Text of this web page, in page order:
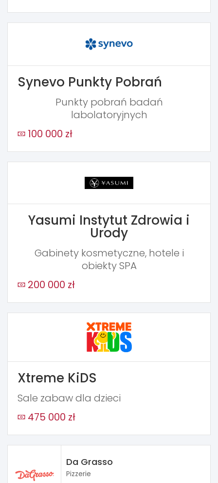
Synevo Punkty Pobrań
Punkty pobrań badań
labolatoryjnych
100 000 zł
Yasumi Instytut Zdrowia i
Urody
Gabinety kosmetyczne, hotele i
obiekty SPA
200 000 zł
Xtreme KiDS
Sale zabaw dla dzieci
475 000 zł
Da Grasso
Pizzerie